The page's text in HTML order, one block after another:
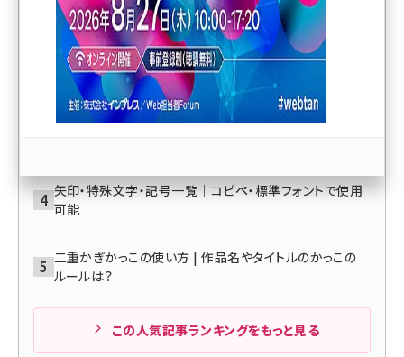
z世代 (1622)
meo (1275)
llmo (1163)
1週間かかった作業が1日に！ Gemini Notebookを無
料で使い倒す活用術8選
日本マイクロソフト、サイバーエージェント、文藝春秋、電
通などが登壇！ 「生成AI × マーケティング フォーラム
矢印・特殊文字・記号一覧｜コピペ・標準フォントで使用
可能
二重かぎかっこの使い方 | 作品名やタイトルのかっこの
ルールは？
この人気記事ランキングをもっと見る